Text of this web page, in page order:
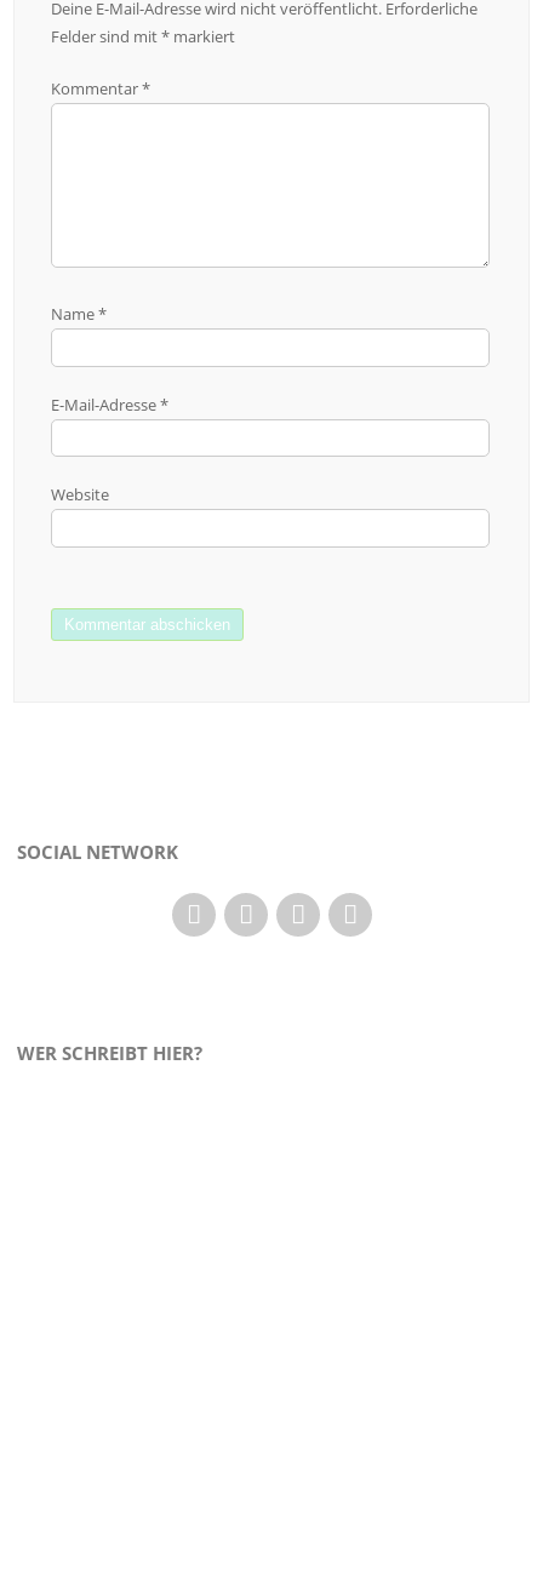
Deine E-Mail-Adresse wird nicht veröffentlicht. Erforderliche
Felder sind mit* markiert
Kommentar*
Name*
E-Mail-Adresse*
Website
SOCIAL NETWORK
WER SCHREIBT HIER?